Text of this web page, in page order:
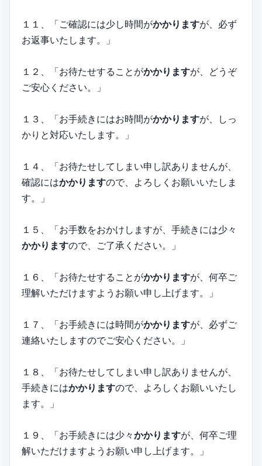
１１、「ご確認には少し時間がかかりますが、必ず
お返事いたします。」
１２、「お待たせすることがかかりますが、どうぞ
ご安心ください。」
１３、「お手続きにはお時間がかかりますが、しっ
かりと対応いたします。」
１４、「お待たせしてしまい申し訳ありませんが、
確認にはかかりますので、よろしくお願いいたしま
す。」
１５、「お手数をおかけしますが、手続きには少々
かかりますので、ご了承ください。」
１６、「お待たせすることがかかりますが、何卒ご
理解いただけますようお願い申し上げます。」
１７、「お手続きには時間がかかりますが、必ずご
連絡いたしますのでご安心ください。」
１８、「お待たせしてしまい申し訳ありませんが、
手続きにはかかりますので、よろしくお願いいたし
ます。」
１９、「お手続きには少々かかりますが、何卒ご理
解いただけますようお願い申し上げます。」